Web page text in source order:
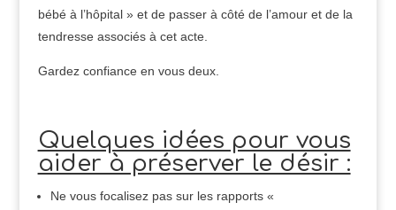
bébé à l’hôpital » et de passer à côté de l’amour et de la
tendresse associés à cet acte.
Gardez confiance en vous deux.
Quelques idées pour vous
aider à préserver le désir :
Ne vous focalisez pas sur les rapports «